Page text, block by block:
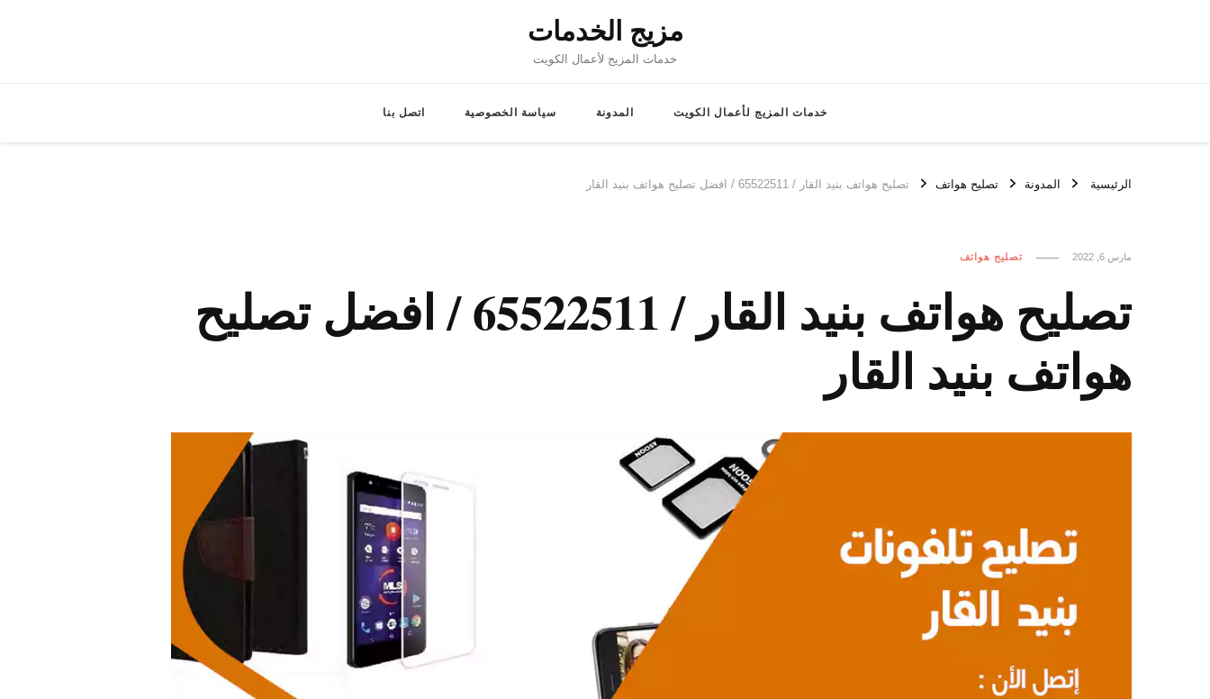
مزيج الخدمات
خدمات المزيج لأعمال الكويت
خدمات المزيج لأعمال الكويت المدونة سياسة الخصوصية اتصل بنا
الرئيسية المدونة تصليح هواتف تصليح هواتف بنيد القار / 65522511 / افضل تصليح هواتف بنيد القار
مارس 6, 2022 تصليح هواتف
تصليح هواتف بنيد القار / 65522511 / افضل تصليح
هواتف بنيد القار